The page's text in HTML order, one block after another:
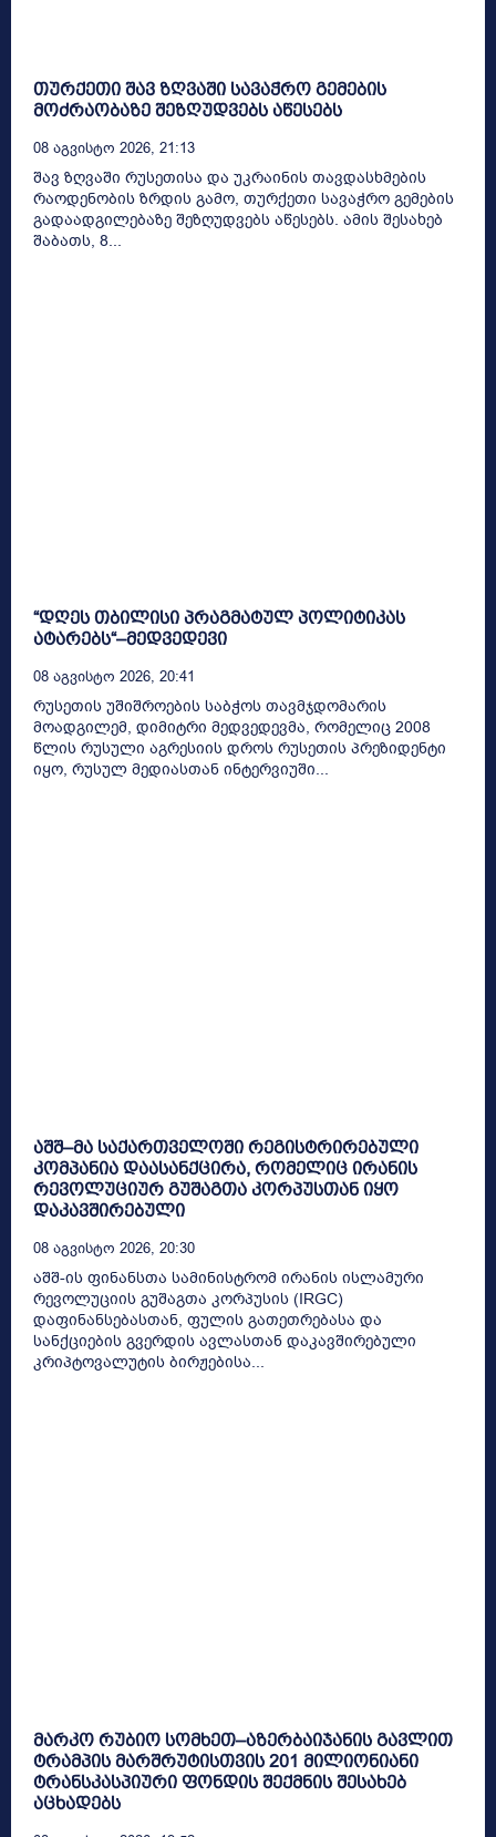
თურქეთი შავ ზღვაში სავაჭრო გემების
მოძრაობაზე შეზღუდვებს აწესებს
08 Აგვისტო 2026, 21:13
შავ ზღვაში რუსეთისა და უკრაინის თავდასხმების
რაოდენობის ზრდის გამო, თურქეთი სავაჭრო გემების
გადაადგილებაზე შეზღუდვებს აწესებს. ამის შესახებ
შაბათს, 8...
“დღეს თბილისი პრაგმატულ პოლიტიკას
ატარებს“–მედვედევი
08 Აგვისტო 2026, 20:41
რუსეთის უშიშროების საბჭოს თავმჯდომარის
მოადგილემ, დიმიტრი მედვედევმა, რომელიც 2008
წლის რუსული აგრესიის დროს რუსეთის პრეზიდენტი
იყო, რუსულ მედიასთან ინტერვიუში...
აშშ–მა საქართველოში რეგისტრირებული
კომპანია დაასანქცირა, რომელიც ირანის
რევოლუციურ გუშაგთა კორპუსთან იყო
დაკავშირებული
08 Აგვისტო 2026, 20:30
აშშ-ის ფინანსთა სამინისტრომ ირანის ისლამური
რევოლუციის გუშაგთა კორპუსის (IRGC)
დაფინანსებასთან, ფულის გათეთრებასა და
სანქციების გვერდის ავლასთან დაკავშირებული
კრიპტოვალუტის ბირჟებისა...
მარკო რუბიო სომხეთ–აზერბაიჯანის გავლით
ტრამპის მარშრუტისთვის 201 მილიონიანი
ტრანსკასპიური ფონდის შექმნის შესახებ
აცხადებს